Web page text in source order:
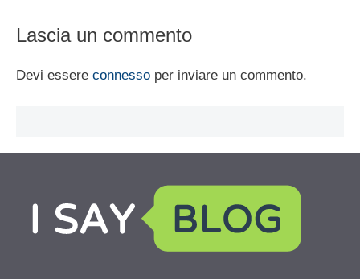
Lascia un commento
Devi essere connesso per inviare un commento.